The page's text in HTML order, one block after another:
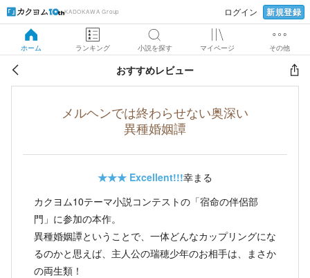
KADOKAWA Group ログイン 新規登録
ホーム ランキング 小説を探す マイページ その他
おすすめレビュー
メルヘンでは終わらせない奥深い
異種婚姻譚
★★★ Excellent!!!幸まる
カクヨム10テーマ小説コンテストの「宿命の伴侶部
門」に参加の本作。
異種婚姻譚ということで、一体どんなカップリングにな
るのかと思えば、主人公の瑞穂少年のお相手は、まさか
の両生類！